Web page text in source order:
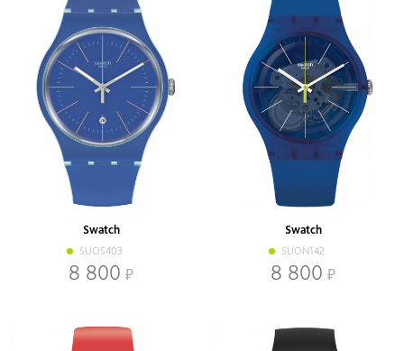
Swatch
SUOS403
8 800
Swatch
SUON142
8 800